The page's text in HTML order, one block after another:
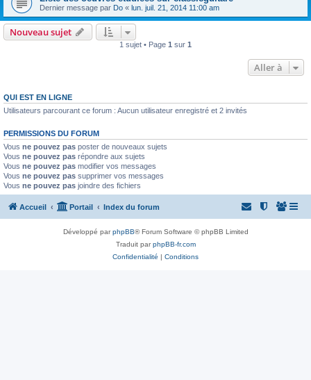
Dernier message par Do « lun. juil. 21, 2014 11:00 am
Nouveau sujet
1 sujet • Page 1 sur 1
Aller à
QUI EST EN LIGNE
Utilisateurs parcourant ce forum : Aucun utilisateur enregistré et 2 invités
PERMISSIONS DU FORUM
Vous ne pouvez pas poster de nouveaux sujets
Vous ne pouvez pas répondre aux sujets
Vous ne pouvez pas modifier vos messages
Vous ne pouvez pas supprimer vos messages
Vous ne pouvez pas joindre des fichiers
Accueil Portail Index du forum
Développé parphpBB® Forum Software © phpBB Limited
Traduit parphpBB-fr.com
Confidentialité | Conditions